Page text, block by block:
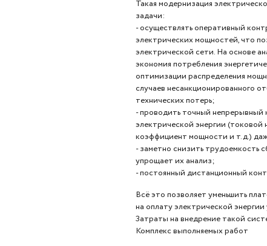
Такая модернизация
задачи:
- осуществлять оперативный
электрических мощностей, что
электрической сети. На основе
экономия потребления
оптимизации распределения
случаев несанкционированного
технических потерь;
- проводить точный непрерывный
электрической энергии (токовой
коэффициент мощности и т.д.)
- заметно снизить трудоемкость
упрощает их анализ;
- постоянный дистанционный
Всё это позволяет уменьшить
на оплату электрической
Затраты на внедрение такой
Комплекс выполняемых работ